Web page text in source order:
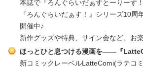
本誌で『ろんぐらいだぁすとーりーず
『ろんぐらいだぁす！』シリーズ10周
開催中♪
新作グッズや特典、サイン会など、お
ほっとひと息つける漫画を――『
新コミックレーベルLatteComi(ラテコ